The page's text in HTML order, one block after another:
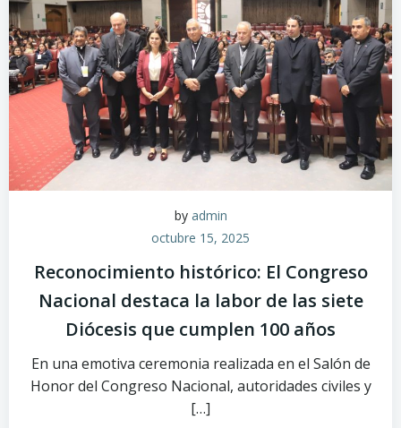
by admin
octubre 15, 2025
Reconocimiento histórico: El Congreso
Nacional destaca la labor de las siete
Diócesis que cumplen 100 años
En una emotiva ceremonia realizada en el Salón de
Honor del Congreso Nacional, autoridades civiles y
[…]